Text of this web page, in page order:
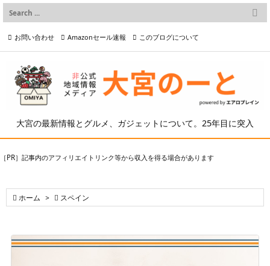
大宮の最新情報とグルメ、ガジェットについて。25年目に突入

メニュー

検索
お問い合わせ Amazonセール速報 このブログについて
プライバシーポリシー等
［PR］記事内のアフィリエイトリンク等から収入を得る場合があります
 ホーム >  スペイン